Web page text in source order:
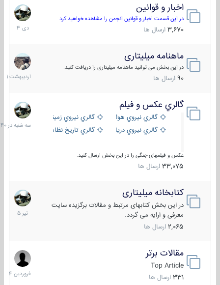
اخبار و قوانین
در این قسمت اخبار و قوانین انجمن را مشاهده خواهید کرد
3,670 ارسال ها
22
دی
1403
ماهنامه میلیتاری
در این بخش می توانید ماهنامه میلیتاری را دریافت کنید.
90 ارسال ها
30
1401
گالري عكس و فيلم
گالري نيروي هوايي
گالري نيروي زميني
گالري نيروي دريايي
گالري تاریخ نظامی
عکس و فیلمهای جنگی را در این بخش ارسال کنید.
33,075 ارسال ها
سه
شنبه
در
کتابخانه میلیتاری
در این بخش کتابهای مرتبط و مقالات برگزیده سایت
معرفی و ارایه می گردد.
2,065 ارسال ها
16
تیر
1405
مقالات برتر
Top Article
331 ارسال ها
29
فروردین
1404